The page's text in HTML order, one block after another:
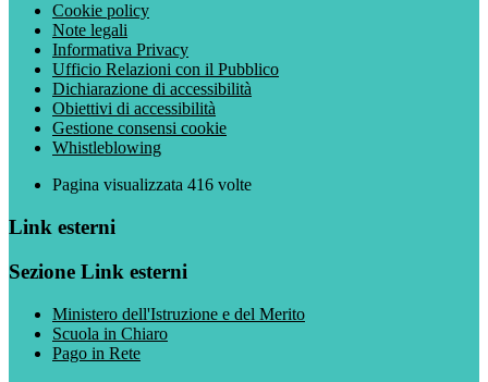
Cookie policy
Note legali
Informativa Privacy
Ufficio Relazioni con il Pubblico
Dichiarazione di accessibilità
Obiettivi di accessibilità
Gestione consensi cookie
Whistleblowing
Pagina visualizzata 416 volte
Link esterni
Sezione Link esterni
Ministero dell'Istruzione e del Merito
Scuola in Chiaro
Pago in Rete